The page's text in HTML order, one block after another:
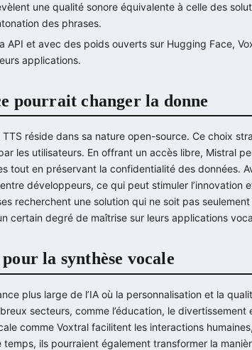
une qualité sonore équivalente à celle des
des phrases.
API et avec des poids ouverts sur Hugging Face,
applications.
pourrait changer la donne
réside dans sa nature open-source. Ce choix
les utilisateurs. En offrant un accès libre, Mistral
tout en préservant la confidentialité des données.
développeurs, ce qui peut stimuler l’innovation
recherchent une solution qui ne soit pas
certain degré de maîtrise sur leurs applications
la synthèse vocale
plus large de l’IA où la personnalisation et la
secteurs, comme l’éducation, le divertissement
comme Voxtral facilitent les interactions
ils pourraient également transformer la